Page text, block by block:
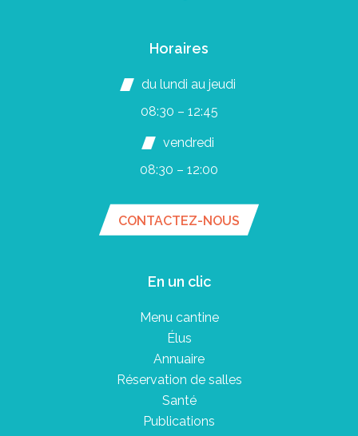
Horaires
du lundi au jeudi
08:30 – 12:45
vendredi
08:30 – 12:00
CONTACTEZ-NOUS
En un clic
Menu cantine
Élus
Annuaire
Réservation de salles
Santé
Publications